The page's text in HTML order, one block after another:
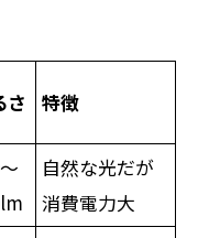
さ 特徴
自然な光だが
消費電力大